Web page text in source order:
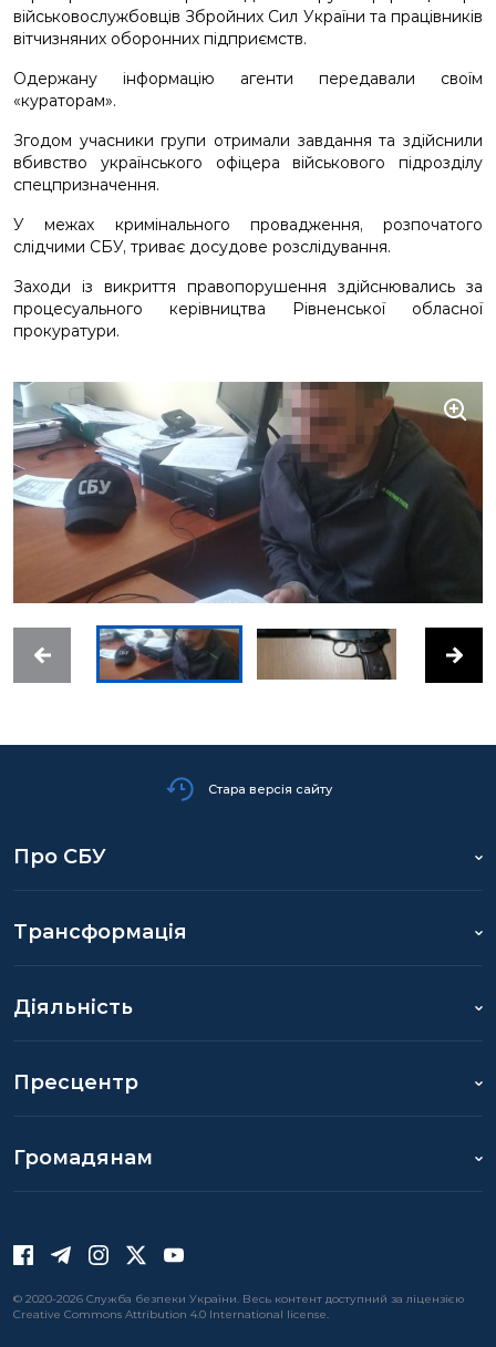
військовослужбовців Збройних Сил України та працівників
вітчизняних оборонних підприємств.
Одержану інформацію агенти передавали своїм
«кураторам».
Згодом учасники групи отримали завдання та здійснили
вбивство українського офіцера військового підрозділу
спецпризначення.
У межах кримінального провадження, розпочатого
слідчими СБУ, триває досудове розслідування.
Заходи із викриття правопорушення здійснювались за
процесуального керівництва Рівненської обласної
прокуратури.
Стара версія сайту
Про СБУ
Трансформація
Діяльність
Пресцентр
Громадянам
© 2020-2026 Служба безпеки України. Весь контент доступний за ліцензією
Creative Commons Attribution 4.0 International license.